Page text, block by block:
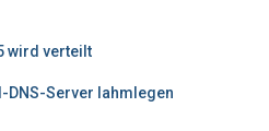
wird verteilt
DNS-Server lahmlegen